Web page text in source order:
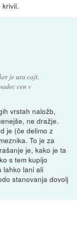
je ura cajt.
cen v
vrstah naložb,
ne dražje.
je (če delimo z
To je za
je, kako je ta
s tem kupijo
lahko lani ali
stanovanja dovolj